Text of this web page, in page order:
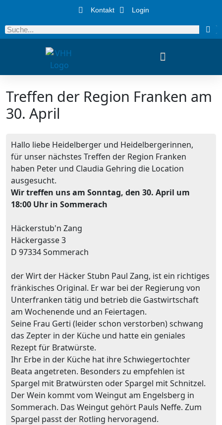
Kontakt Login
Treffen der Region Franken am
30. April
Hallo liebe Heidelberger und Heidelbergerinnen,
für unser nächstes Treffen der Region Franken
haben Peter und Claudia Gehring die Location
ausgesucht.
Wir treffen uns am Sonntag, den 30. April um
18:00 Uhr in Sommerach
Häckerstub'n Zang
Häckergasse 3
D 97334 Sommerach
der Wirt der Häcker Stubn Paul Zang, ist ein richtiges
fränkisches Original. Er war bei der Regierung von
Unterfranken tätig und betrieb die Gastwirtschaft
am Wochenende und an Feiertagen.
Seine Frau Gerti (leider schon verstorben) schwang
das Zepter in der Küche und hatte ein geniales
Rezept für Bratwürste.
Ihr Erbe in der Küche hat ihre Schwiegertochter
Beata angetreten. Besonders zu empfehlen ist
Spargel mit Bratwürsten oder Spargel mit Schnitzel.
Der Wein kommt vom Weingut am Engelsberg in
Sommerach. Das Weingut gehört Pauls Neffe. Zum
Spargel passt der Rotling hervoragend.